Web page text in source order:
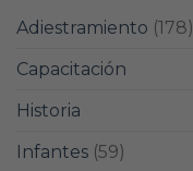
Adiestramiento (178)
Capacitación
Historia
Infantes (59)